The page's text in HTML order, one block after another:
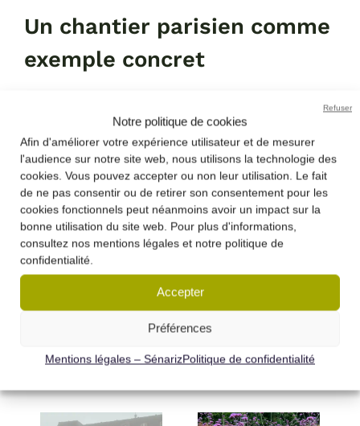
Notre politique de cookies
Afin d'améliorer votre expérience utilisateur et de mesurer
l'audience sur notre site web, nous utilisons la technologie des
cookies. Vous pouvez accepter ou non leur utilisation. Le fait
de ne pas consentir ou de retirer son consentement pour les
cookies fonctionnels peut néanmoins avoir un impact sur la
bonne utilisation du site web. Pour plus d'informations,
consultez nos mentions légales et notre politique de
confidentialité.
Accepter
Refuser
Préférences
Mentions légales – SénarizPolitique de confidentialité
Un chantier parisien comme
exemple concret
Lors d’une récente intervention à Paris, cette méthode
a permis d’acheminer 30 m³ de terre jusqu’au 6ᵉ étage
en une seule matinée. Un chiffre qui illustre bien
l’efficacité de la technique dans des environnements
urbains contraignants, où chaque mètre carré et
chaque heure comptent.
Actualités récentes